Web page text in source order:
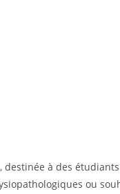
à des
ou